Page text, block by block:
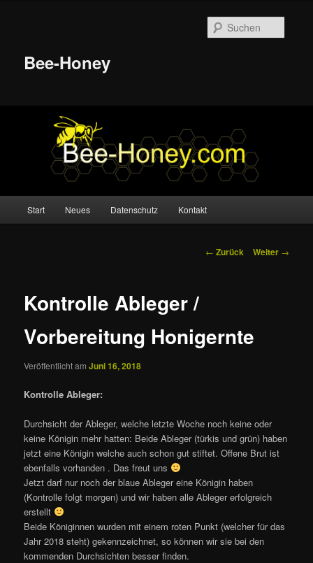
Bee-Honey
Zum
Start Neues Datenschutz Kontakt
Beitrags-
← Zurück Weiter →
Kontrolle Ableger /
Vorbereitung Honigernte
Veröffentlicht amJuni 16, 2018
Kontrolle Ableger:
Durchsicht der Ableger, welche letzte Woche noch keine oder
keine Königin mehr hatten: Beide Ableger (türkis und grün) haben
jetzt eine Königin welche auch schon gut stiftet. Offene Brut ist
ebenfalls vorhanden . Das freut uns
Jetzt darf nur noch der blaue Ableger eine Königin haben
(Kontrolle folgt morgen) und wir haben alle Ableger erfolgreich
erstellt
Beide Königinnen wurden mit einem roten Punkt (welcher für das
Jahr 2018 steht) gekennzeichnet, so können wir sie bei den
kommenden Durchsichten besser finden.